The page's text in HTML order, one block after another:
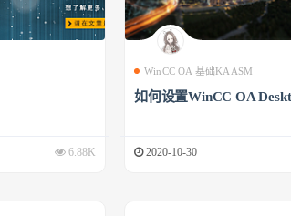
6.88K
WinCC OA 基础KAASM
如何设置WinCC OA
2020-10-30